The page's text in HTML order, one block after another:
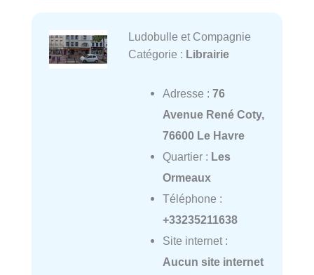
Ludobulle et Compagnie
Catégorie : Librairie
Adresse : 76
Avenue René Coty,
76600 Le Havre
Quartier : Les
Ormeaux
Téléphone :
+33235211638
Site internet :
Aucun site internet